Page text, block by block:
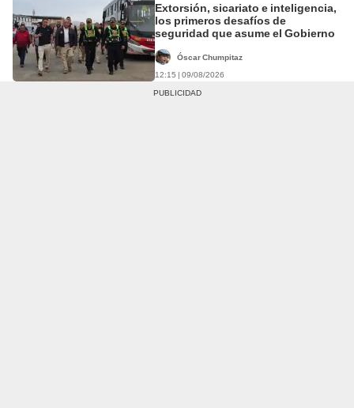
Extorsión, sicariato e inteligencia,
los primeros desafíos de
seguridad que asume el Gobierno
Óscar Chumpitaz
12:15 | 09/08/2026